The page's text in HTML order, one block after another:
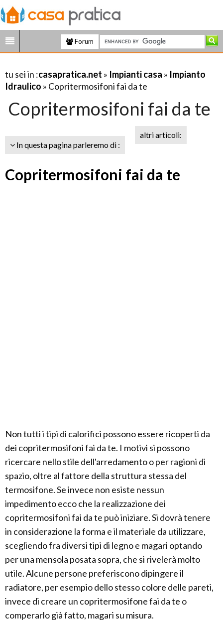
Forum
tu sei in :casapratica.net » Impianti casa » Impianto
Idraulico » Copritermosifoni fai da te
Copritermosifoni fai da te
In questa pagina parleremo di :
altri articoli:
Copritermosifoni fai da te
Non tutti i tipi di calorifici possono essere ricoperti da
dei copritermosifoni fai da te. I motivi si possono
ricercare nello stile dell'arredamento o per ragioni di
spazio, oltre al fattore della struttura stessa del
termosifone. Se invece non esiste nessun
impedimento ecco che la realizzazione dei
copritermosifoni fai da te può iniziare. Si dovrà tenere
in considerazione la forma e il materiale da utilizzare,
scegliendo fra diversi tipi di legno e magari optando
per una mensola posata sopra, che si rivelerà molto
utile. Alcune persone preferiscono dipingere il
radiatore, per esempio dello stesso colore delle pareti,
invece di creare un copritermosifone fai da te o
comperarlo già fatto, magari su misura.